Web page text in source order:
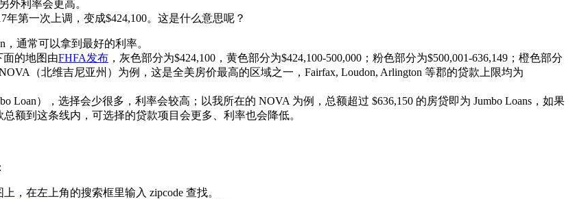
外利率会更高。
年第一次上调，变成$424,100。这是什么意思呢？
，通常可以拿到最好的利率。
面的地图由FHFA发布 ，灰色部分为$424,100，黄色部分为$424,100-500,000；粉色部分为$500,001-636,149；橙色部分
（北维吉尼亚州）为例，这是全美房价最高的区域之一，Fairfax, Loudon, Arlington 等郡的贷款上限均为
Loan），选择会少很多，利率会较高；以我所在的 NOVA 为例，总额超过 $636,150 的房贷即为 Jumbo Loans，如果
额到这条线内，可选择的贷款项目会更多、利率也会降低。
上，在左上角的搜索框里输入 zipcode 查找。